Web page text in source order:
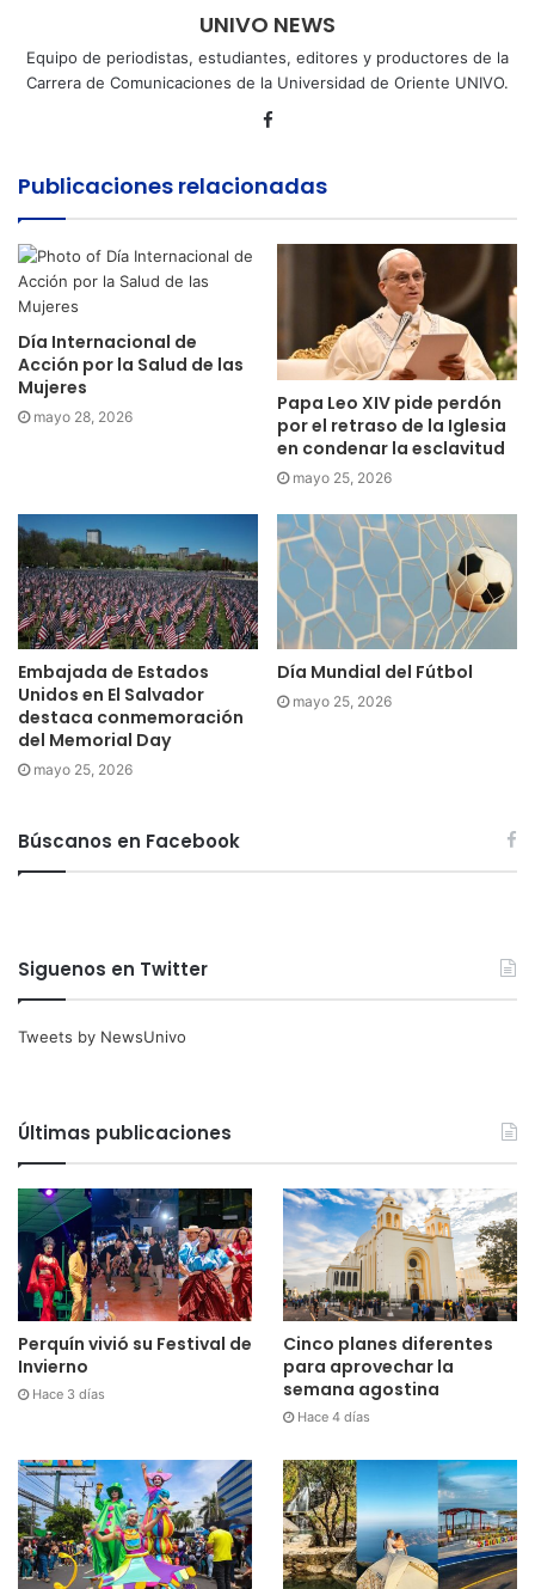
UNIVO NEWS
Equipo de periodistas, estudiantes, editores y productores de la
Carrera de Comunicaciones de la Universidad de Oriente UNIVO.
Facebook
Publicaciones relacionadas
Día Internacional de
Acción por la Salud de las
Mujeres
mayo 28, 2026
Papa Leo XIV pide perdón
por el retraso de la Iglesia
en condenar la esclavitud
mayo 25, 2026
Embajada de Estados
Unidos en El Salvador
destaca conmemoración
del Memorial Day
mayo 25, 2026
Día Mundial del Fútbol
mayo 25, 2026
Búscanos en Facebook
Siguenos en Twitter
Tweets by NewsUnivo
Últimas publicaciones
Perquín vivió su Festival de
Invierno
Hace 3 días
Cinco planes diferentes
para aprovechar la
semana agostina
Hace 4 días